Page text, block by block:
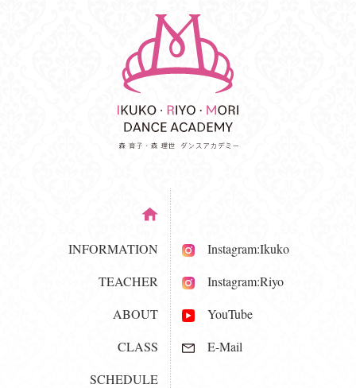
INFORMATION
TEACHER
ABOUT
CLASS
SCHEDULE
Instagram:Ikuko
Instagram:Riyo
YouTube
E-Mail